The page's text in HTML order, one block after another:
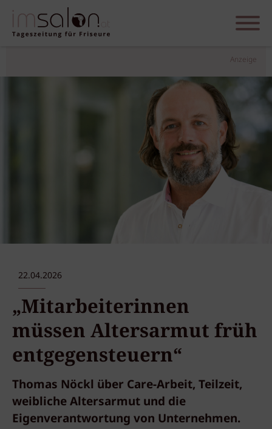
Anzeige
22.04.2026
„Mitarbeiterinnen
müssen Altersarmut früh
entgegensteuern“
Thomas Nöckl über Care-Arbeit, Teilzeit,
weibliche Altersarmut und die
Eigenverantwortung von Unternehmen.